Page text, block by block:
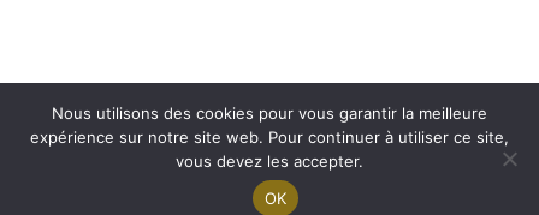
(c) 2022 Le-Collectionneur.com
| Informations légales | C.G.U |
Politique de confidentialité |
Espace affiliés
Nous utilisons des cookies pour vous garantir la meilleure
expérience sur notre site web. Pour continuer à utiliser ce site,
vous devez les accepter.
OK